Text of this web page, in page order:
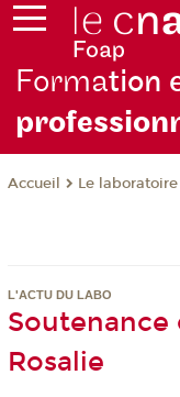
Formation
Accueil Le laboratoire
L'ACTU DU LABO
Soutenance
Rosalie